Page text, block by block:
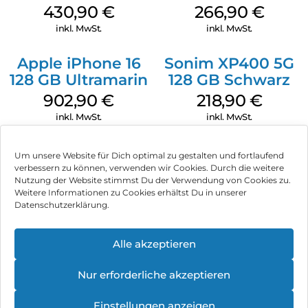
Um unsere Website für Dich optimal zu gestalten und fortlaufend
verbessern zu können, verwenden wir Cookies. Durch die weitere
Nutzung der Website stimmst Du der Verwendung von Cookies zu.
Weitere Informationen zu Cookies erhältst Du in unserer
Datenschutzerklärung.
Alle akzeptieren
Nur erforderliche akzeptieren
Einstellungen anzeigen
Grey
430,90 €
inkl. MwSt.
256 GB Grey
266,90 €
inkl. MwSt.
Apple iPhone 16
128 GB Ultramarin
902,90€
inkl. MwSt.
Sonim XP400 5G
128 GB Schwarz
218,90 €
inkl. MwSt.
Impressum
Hinweis zur Batterieentsorgung